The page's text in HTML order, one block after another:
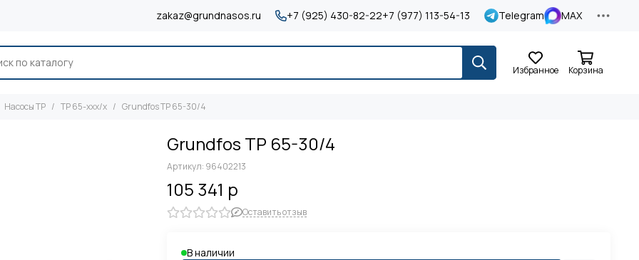
zakaz@grundnasos.ru +7 (925) 430-82-22+7 (977) 113-54-13 Telegram MAX
Избранное Корзина
Насосы TP TP 65-xxx/x Grundfos TP 65-30/4
Grundfos TP 65-30/4
Артикул: 96402213
105 341 р
Оставить отзыв
В наличии